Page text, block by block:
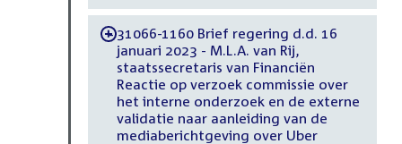
-31066-1160 Brief regering d.d. 16
januari 2023 - M.L.A. van Rij,
staatssecretaris van Financiën
Reactie op verzoek commissie over
het interne onderzoek en de externe
validatie naar aanleiding van de
mediaberichtgeving over Uber